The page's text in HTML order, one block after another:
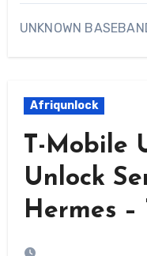
UNKNOWN
Afriqunlock
T-Mobile
Unlock
Hermes –